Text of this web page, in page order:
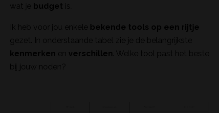
wat je budget is.
Ik heb voor jou enkele bekende tools op een rijtje
gezet. In onderstaande tabel zie je de belangrijkste
kenmerken en verschillen. Welke tool past het beste
bij jouw noden?